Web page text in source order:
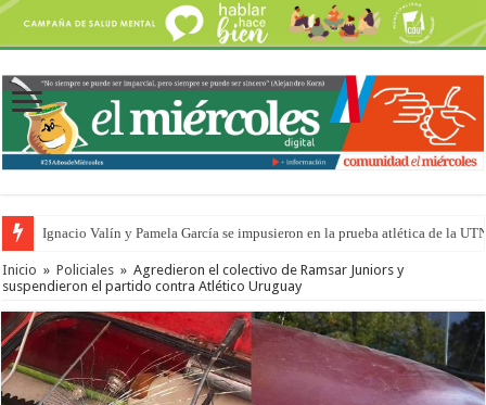
Ignacio Valín y Pamela García se impusieron en la prueba atlética de la
Inicio » Policiales » Agredieron el colectivo de Ramsar Juniors y
suspendieron el partido contra Atlético Uruguay